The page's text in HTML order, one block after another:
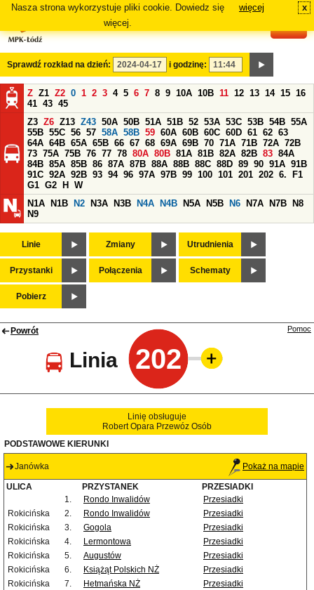
Nasza strona wykorzystuje pliki cookie. Dowiedz się
więcej.
więcej x
Sprawdź rozkład na dzień: i godzinę:
Z Z1 Z2 0 1 2 3 4 5 6 7 8 9 10A 10B 11 12 13 14 15 16
41 43 45
Z3 Z6 Z13 Z43 50A 50B 51A 51B 52 53A 53C 53B 54B 55A
55B 55C 56 57 58A 58B 59 60A 60B 60C 60D 61 62 63
64A 64B 65A 65B 66 67 68 69A 69B 70 71A 71B 72A 72B
73 75A 75B 76 77 78 80A 80B 81A 81B 82A 82B 83 84A
84B 85A 85B 86 87A 87B 88A 88B 88C 88D 89 90 91A 91B
91C 92A 92B 93 94 96 97A 97B 99 100 101 201 202 6.
F1
G1 G2 H
W
N1A
N1B N2 N3A N3B N4A N4B N5A N5B N6 N7A N7B
N8
N9
Linie Zmiany Utrudnienia
Przystanki Połączenia Schematy
Pobierz
Powrót
Linia 202
Pomoc
Linię obsługuje
Robert Opara Przewóz Osób
PODSTAWOWE KIERUNKI
Janówka Pokaż na mapie
ULICA PRZYSTANEK
PRZESIADKI
1.
Rondo Inwalidów
Przesiadki
Rokicińska
2. Rondo Inwalidów
Przesiadki
Rokicińska
3. Gogola
Przesiadki
Rokicińska
4. Lermontowa
Przesiadki
Rokicińska
5. Augustów
Przesiadki
Rokicińska
6. Książąt Polskich NŻ
Przesiadki
Rokicińska
7. Hetmańska NŻ
Przesiadki